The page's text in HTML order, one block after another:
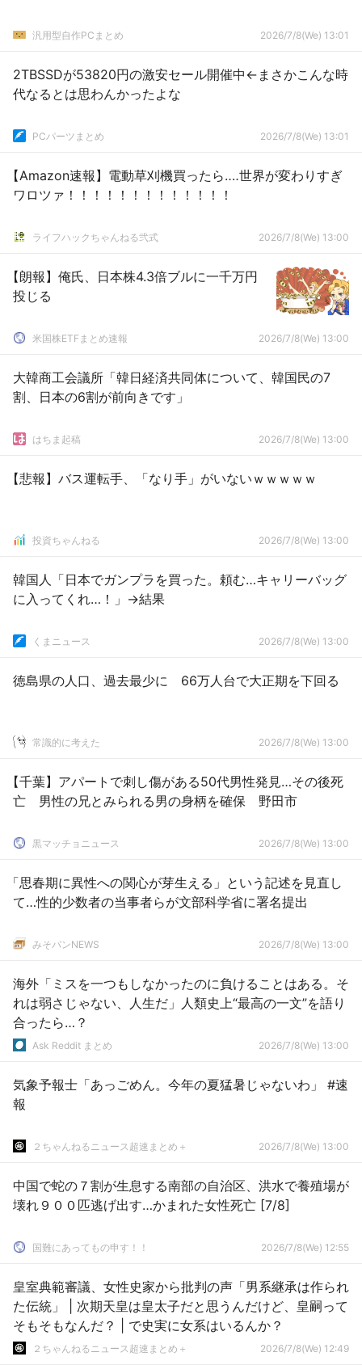
汎用型自作PCまとめ 2026/7/8(We) 13:01
2TBSSDが53820円の激安セール開催中←まさかこんな時
代なるとは思わんかったよな
PCパーツまとめ 2026/7/8(We) 13:01
【Amazon速報】電動草刈機買ったら‥‥世界が変わりすぎ
ワロツァ！！！！！！！！！！！！！
ライフハックちゃんねる弐式 2026/7/8(We) 13:00
【朗報】俺氏、日本株4.3倍ブルに一千万円
投じる
米国株ETFまとめ速報 2026/7/8(We) 13:00
大韓商工会議所「韓日経済共同体について、韓国民の7
割、日本の6割が前向きです」
はちま起稿 2026/7/8(We) 13:00
【悲報】バス運転手、「なり手」がいないｗｗｗｗｗ
投資ちゃんねる 2026/7/8(We) 13:00
韓国人「日本でガンプラを買った。頼む…キャリーバッグ
に入ってくれ…！」→結果
くまニュース 2026/7/8(We) 13:00
徳島県の人口、過去最少に 66万人台で大正期を下回る
常識的に考えた 2026/7/8(We) 13:00
【千葉】アパートで刺し傷がある50代男性発見…その後死
亡 男性の兄とみられる男の身柄を確保 野田市
黒マッチョニュース 2026/7/8(We) 13:00
「思春期に異性への関心が芽生える」という記述を見直し
て…性的少数者の当事者らが文部科学省に署名提出
みそパンNEWS 2026/7/8(We) 13:00
海外「ミスを一つもしなかったのに負けることはある。そ
れは弱さじゃない、人生だ」人類史上“最高の一文”を語り
合ったら…？
Ask Reddit まとめ 2026/7/8(We) 13:00
気象予報士「あっごめん。今年の夏猛暑じゃないわ」 #速
報
２ちゃんねるニュース超速まとめ＋ 2026/7/8(We) 13:00
中国で蛇の７割が生息する南部の自治区、洪水で養殖場が
壊れ９００匹逃げ出す…かまれた女性死亡 [7/8]
国難にあってもの申す！！ 2026/7/8(We) 12:55
皇室典範審議、女性史家から批判の声「男系継承は作られ
た伝統」 | 次期天皇は皇太子だと思うんだけど、皇嗣って
そもそもなんだ？ | で史実に女系はいるんか？
２ちゃんねるニュース超速まとめ＋ 2026/7/8(We) 12:49